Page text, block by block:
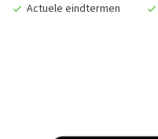
Actuele eindtermen